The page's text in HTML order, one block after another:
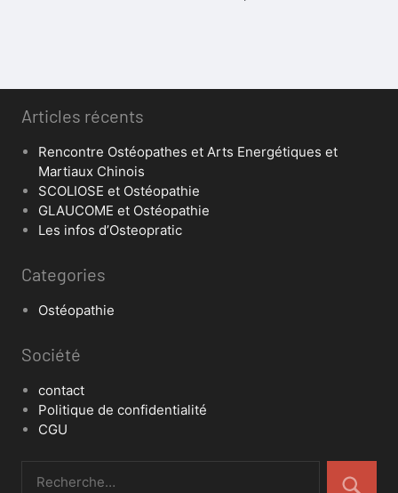
Articles récents
Rencontre Ostéopathes et Arts Energétiques et
Martiaux Chinois
SCOLIOSE et Ostéopathie
GLAUCOME et Ostéopathie
Les infos d’Osteopratic
Categories
Ostéopathie
Société
contact
Politique de confidentialité
CGU